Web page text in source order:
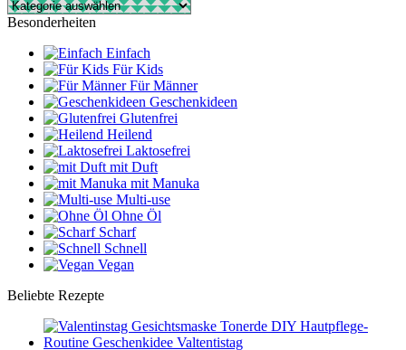
Rezept-
Kategorien
Besonderheiten
Einfach
Für Kids
Für Männer
Geschenkideen
Glutenfrei
Heilend
Laktosefrei
mit Duft
mit Manuka
Multi-use
Ohne Öl
Scharf
Schnell
Vegan
Beliebte Rezepte